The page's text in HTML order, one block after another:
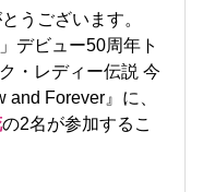
うございます。
デビュー50周年ト
・レディー伝説 今
Forever』に、
の2名が参加するこ